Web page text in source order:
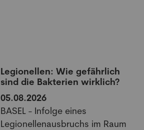
Legionellen: Wie gefährlich
sind die Bakterien wirklich?
05.08.2026
BASEL - Infolge eines
Legionellenausbruchs im Raum